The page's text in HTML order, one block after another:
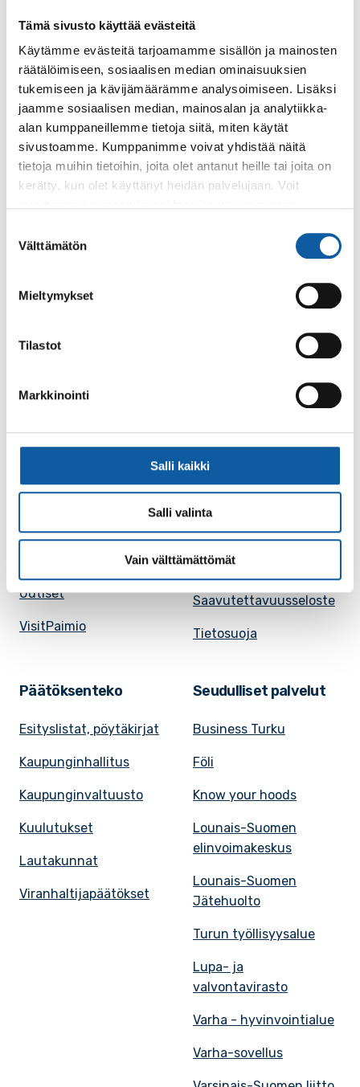
Tämä sivusto käyttää evästeitä
Käytämme evästeitä tarjoamamme sisällön ja mainosten
räätälöimiseen, sosiaalisen median ominaisuuksien
tukemiseen ja kävijämäärämme analysoimiseen. Lisäksi
jaamme sosiaalisen median, mainosalan ja analytiikka-
alan kumppaneillemme tietoja siitä, miten käytät
sivustoamme. Kumppanimme voivat yhdistää näitä
tietoja muihin tietoihin, joita olet antanut heille tai joita on
kerätty, kun olet käyttänyt heidän palvelujaan. Voit
valinta
Välttämätön
Mieltymykset
Tilastot
Markkinointi
Salli kaikki
Salli valinta
Vain välttämättömät
Käyntiosoite: Vistantie 18
Postiosoite: PL 50, 21531 PAIMIO
Vaihde: (02) 474 511
Sähköposti:paimio.kaupunki@paimio.fi
FacebookInstagramYoutube
Karttapalvelu
mobiilisovellus
Tapahtumakalenteri
Uutiset
VisitPaimio
Evästeasetukset
Kaupungille osoitetut
laskut
vuokraaminen
Saavutettavuusseloste
Tietosuoja
Päätöksenteko
Esityslistat, pöytäkirjat
Kaupunginhallitus
Kaupunginvaltuusto
Kuulutukset
Lautakunnat
Viranhaltijapäätökset
Seudulliset palvelut
Business Turku
Föli
Know your hoods
Lounais-Suomen
elinvoimakeskus
Lounais-Suomen
Jätehuolto
Turun työllisyysalue
Lupa- ja
valvontavirasto
Varha - hyvinvointialue
Varha-sovellus